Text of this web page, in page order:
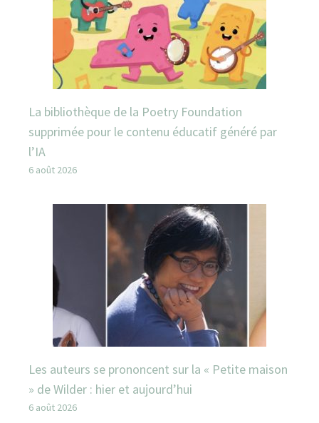
La bibliothèque de la Poetry Foundation
supprimée pour le contenu éducatif généré par
l’IA
6 août 2026
Les auteurs se prononcent sur la « Petite maison
» de Wilder : hier et aujourd’hui
6 août 2026